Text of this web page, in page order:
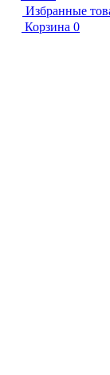
Избранные
Корзина 0